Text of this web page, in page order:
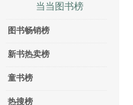
当当图书榜
图书畅销榜
新书热卖榜
童书榜
热搜榜